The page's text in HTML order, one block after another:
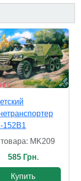
152В1
MK209
585 Грн.
Купить